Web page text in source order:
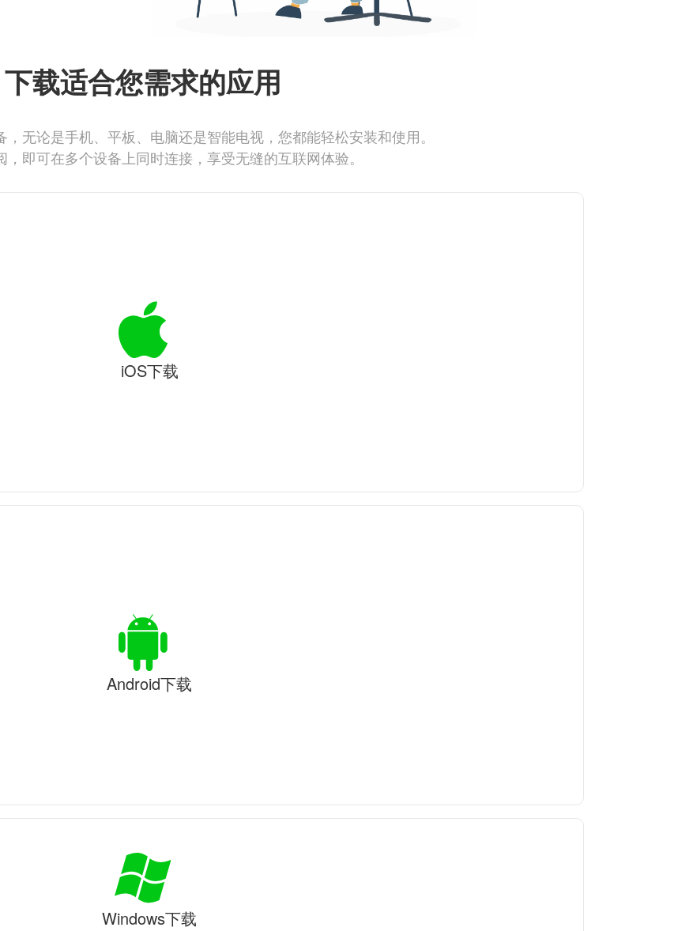
下载适合您需求的应用
无论是手机、平板、电脑还是智能电视，您都能轻松安装和使用。
，即可在多个设备上同时连接，享受无缝的互联网体验。
iOS下载
Android下载
Windows下载